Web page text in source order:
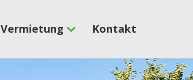
Vermietung Kontakt